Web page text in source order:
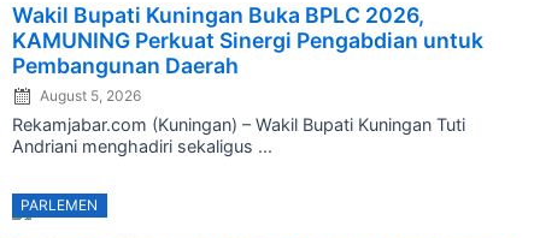
Wakil Bupati Kuningan Buka BPLC 2026,
KAMUNING Perkuat Sinergi Pengabdian untuk
Pembangunan Daerah
on
August 5, 2026
Rekamjabar.com (Kuningan) – Wakil Bupati Kuningan Tuti
Andriani menghadiri sekaligus ...
PARLEMEN